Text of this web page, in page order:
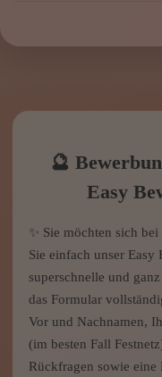
🔮
Easy
✨ Sie möchten sich
Sie einfach unser
superschnelle und
das Formular
Vor und Nachnamen,
(im besten Fall
Rückfragen sowie eine